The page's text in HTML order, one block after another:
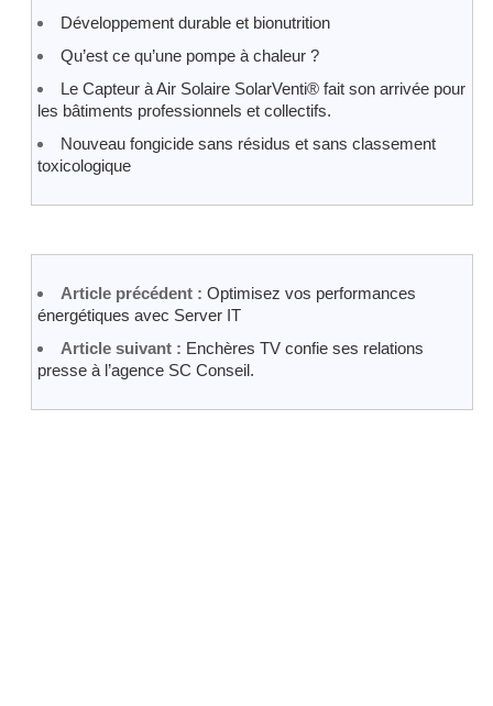
Développement durable et bionutrition
Qu’est ce qu’une pompe à chaleur ?
Le Capteur à Air Solaire SolarVenti® fait son arrivée pour
les bâtiments professionnels et collectifs.
Nouveau fongicide sans résidus et sans classement
toxicologique
Article précédent : Optimisez vos performances
énergétiques avec Server IT
Article suivant : Enchères TV confie ses relations
presse à l’agence SC Conseil.